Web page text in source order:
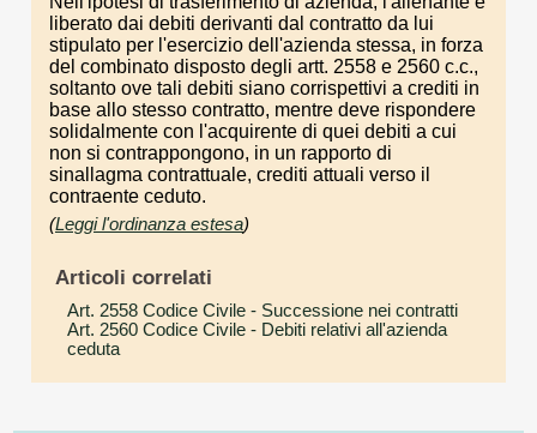
liberato dai debiti derivanti dal contratto da lui
stipulato per l'esercizio dell'azienda stessa, in forza
del combinato disposto degli artt. 2558 e 2560 c.c.,
soltanto ove tali debiti siano corrispettivi a crediti in
base allo stesso contratto, mentre deve rispondere
solidalmente con l'acquirente di quei debiti a cui
non si contrappongono, in un rapporto di
sinallagma contrattuale, crediti attuali verso il
contraente ceduto.
(Leggi l'ordinanza estesa)
Articoli correlati
Art. 2558 Codice Civile - Successione nei contratti
Art. 2560 Codice Civile - Debiti relativi all'azienda
ceduta